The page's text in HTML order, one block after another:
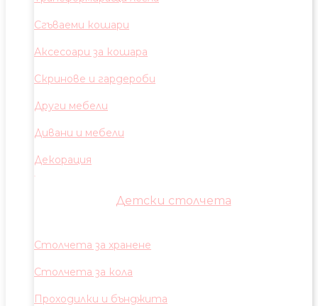
Сгъваеми кошари
Аксесоари за кошара
Скринове и гардероби
Други мебели
Дивани и мебели
Декорация
Детски столчета
Столчета за хранене
Столчета за кола
Проходилки и бънджита